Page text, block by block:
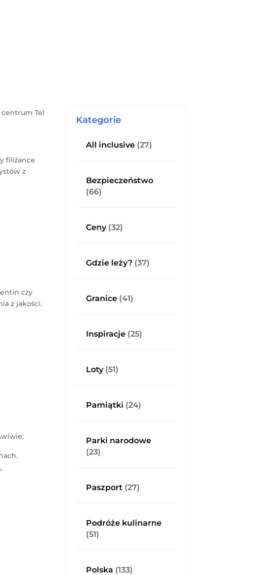
Tel
filiżance
z
czy
z jakości.
Kategorie
All inclusive(27)
Bezpieczeństwo
(66)
Ceny(32)
Gdzie leży?(37)
Granice(41)
Inspiracje(25)
Loty(51)
Pamiątki (24)
Parki narodowe
(23)
Paszport (27)
Podróże kulinarne
(51)
Polska (133)